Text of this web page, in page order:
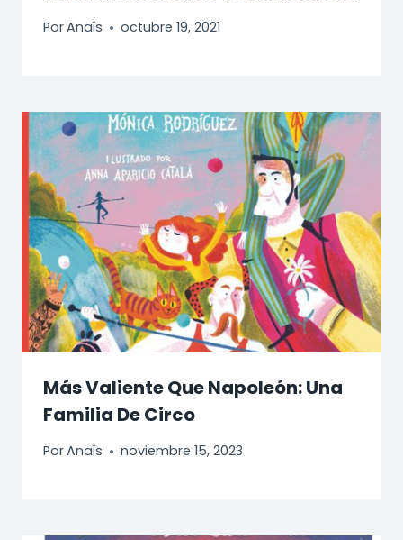
PorAnaïs octubre 19, 2021
Más Valiente Que Napoleón: Una
Familia De Circo
PorAnaïs noviembre 15, 2023